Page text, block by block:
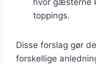
toppings.
Disse forslag gør
forskellige